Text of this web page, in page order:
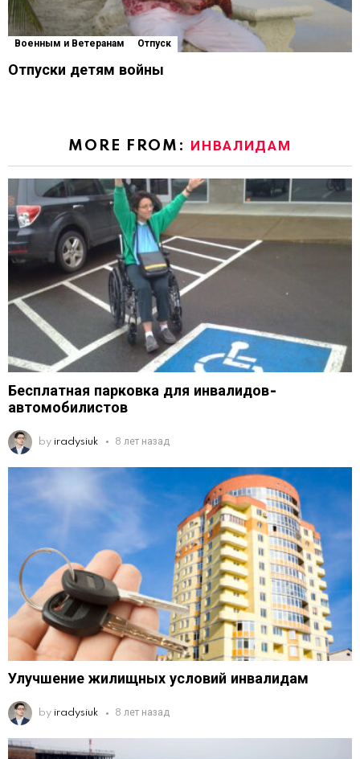
Военным и Ветеранам Отпуск
Отпуски детям войны
MORE FROM: ИНВАЛИДАМ
Бесплатная парковка для инвалидов-
автомобилистов
by iradysiuk 8 лет назад
Улучшение жилищных условий инвалидам
by iradysiuk 8 лет назад